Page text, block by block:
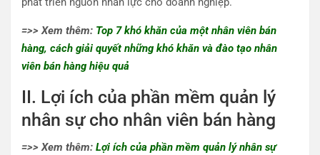
=>> Xem thêm: Top 7 khó khăn của một nhân viên bán
hàng, cách giải quyết những khó khăn và đào tạo nhân
viên bán hàng hiệu quả
II. Lợi ích của phần mềm quản lý
nhân sự cho nhân viên bán hàng
=>> Xem thêm: Lợi ích của phần mềm quản lý nhân sự